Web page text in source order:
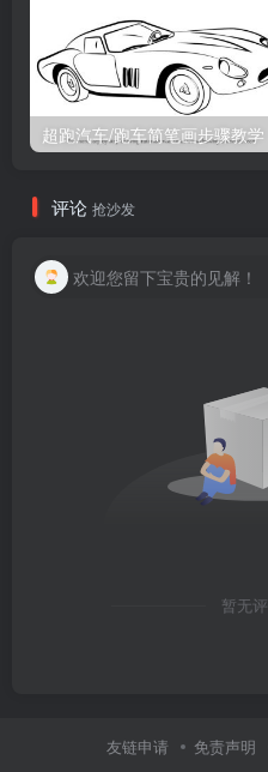
超跑汽车/跑车简笔画步骤教学
评论 抢沙发
欢迎您留下宝贵的见解！
暂无
友链申请 免责声明